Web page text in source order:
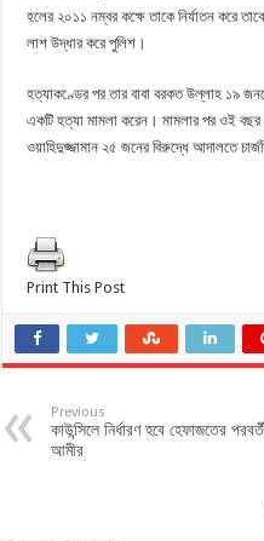
হলের ২০১১ নম্বর কক্ষে তাকে নির্যাতন করে
লাশ উদ্ধার করে পুলিশ।
হত্যাকণ্ডের পর তার বাবা বরকত উল্লাহ ১৯
একটি হত্যা মামলা করেন। মামলার পর ওই বছর
ওয়াহিদুজ্জামান ২৫ জনের বিরুদ্ধে আদালতে
Print This Post
Previous
কাউন্সিলে নির্ধারণ হবে হেফাজতের
আমীর